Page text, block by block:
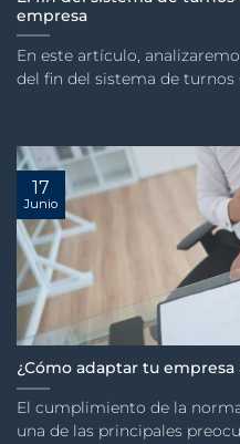
empresa
En este artículo,
del fin del sistema de turnos
¿Cómo adaptar tu empresa
El cumplimiento de la
una de las principales
17
Junio